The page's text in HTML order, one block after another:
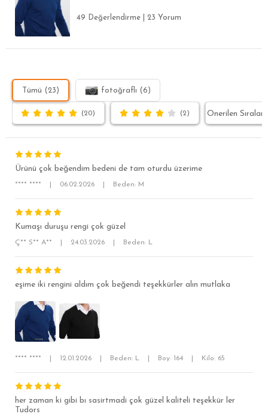
SÜPER SLİM FİT
49 Değerlendirme 23 Yorum
Tümü (23) fotoğraflı (6)
(20) (2)
Ürünü çok beğendim bedeni de tam oturdu üzerime
**** **** 06.02.2026 Beden: M
Kumaşı duruşu rengi çok güzel
Ç** S** A** 24.03.2026 Beden: L
eşime iki rengini aldım çok beğendi teşekkürler alın mutlaka
**** **** 12.01.2026 Beden: L Boy: 164 Kilo: 65
her zaman ki gibi bı sasirtmadi çok güzel kaliteli teşekkür ler
Tudors